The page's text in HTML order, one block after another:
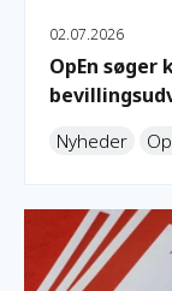
02.07.2026
OpEn
Nyheder